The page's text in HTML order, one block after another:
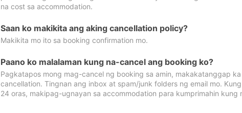
na cost sa accommodation.
Saan ko makikita ang aking cancellation policy?
Makikita mo ito sa booking confirmation mo.
Paano ko malalaman kung na-cancel ang booking ko?
Pagkatapos mong mag-cancel ng booking sa amin, makakatanggap
cancellation. Tingnan ang inbox at spam/junk folders ng email mo.
24 oras, makipag-ugnayan sa accommodation para kumprimahin kung